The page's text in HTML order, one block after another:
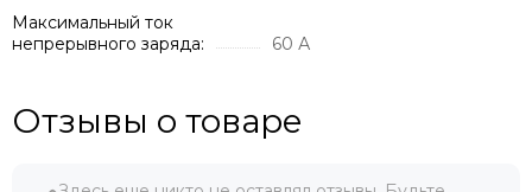
Максимальный ток
непрерывного заряда:
60 А
Отзывы о товаре